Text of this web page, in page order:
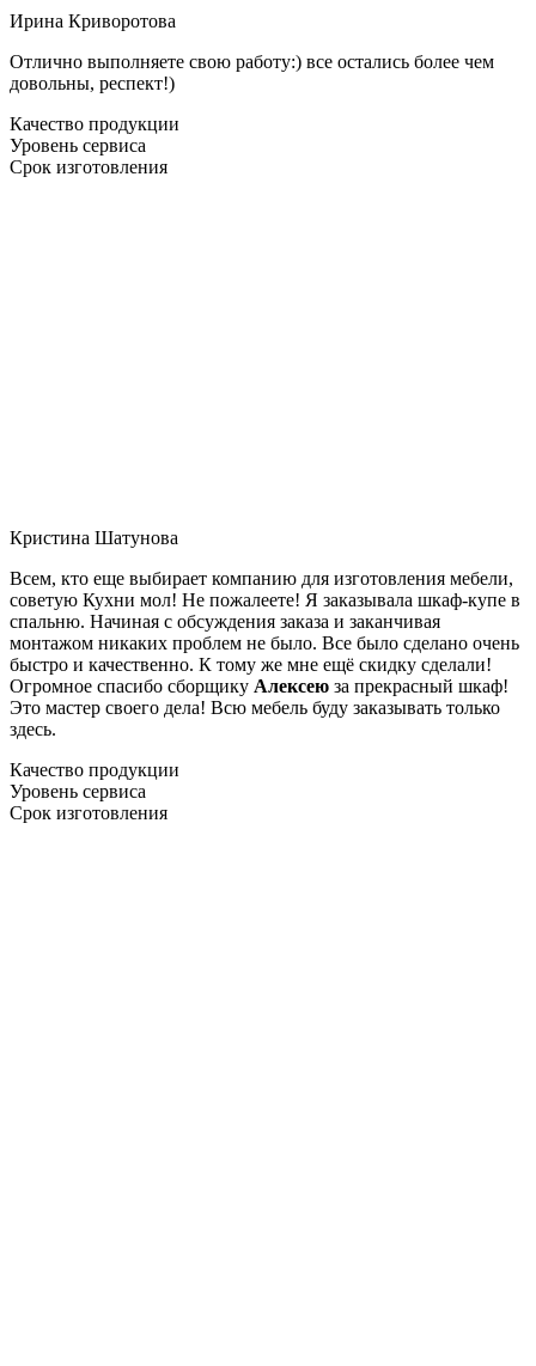
Ирина Криворотова
Отлично выполняете свою работу:) все остались более чем
довольны, респект!)
Качество продукции
Уровень сервиса
Срок изготовления
Кристина Шатунова
Всем, кто еще выбирает компанию для изготовления мебели,
советую Кухни мол! Не пожалеете! Я заказывала шкаф-купе в
спальню. Начиная с обсуждения заказа и заканчивая
монтажом никаких проблем не было. Все было сделано очень
быстро и качественно. К тому же мне ещё скидку сделали!
Огромное спасибо сборщику Алексею за прекрасный шкаф!
Это мастер своего дела! Всю мебель буду заказывать только
здесь.
Качество продукции
Уровень сервиса
Срок изготовления